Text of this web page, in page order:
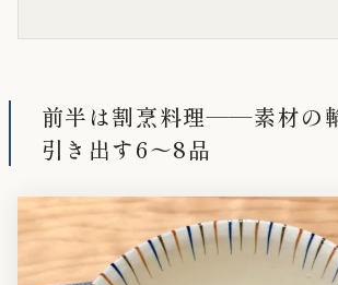
前半は割烹料理——素材の
引き出す6〜8品